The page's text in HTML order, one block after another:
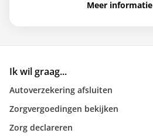
Meer informatie
Ik wil graag...
Autoverzekering afsluiten
Zorgvergoedingen bekijken
Zorg declareren